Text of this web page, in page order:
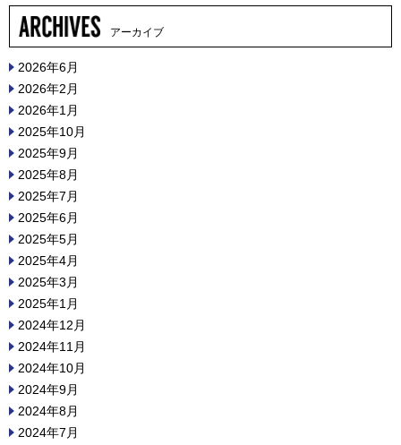
アーカイブ
2026年6月
2026年2月
2026年1月
2025年10月
2025年9月
2025年8月
2025年7月
2025年6月
2025年5月
2025年4月
2025年3月
2025年1月
2024年12月
2024年11月
2024年10月
2024年9月
2024年8月
2024年7月